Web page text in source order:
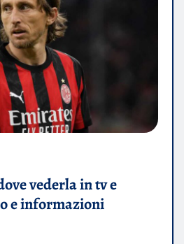
vederla in tv e
e informazioni